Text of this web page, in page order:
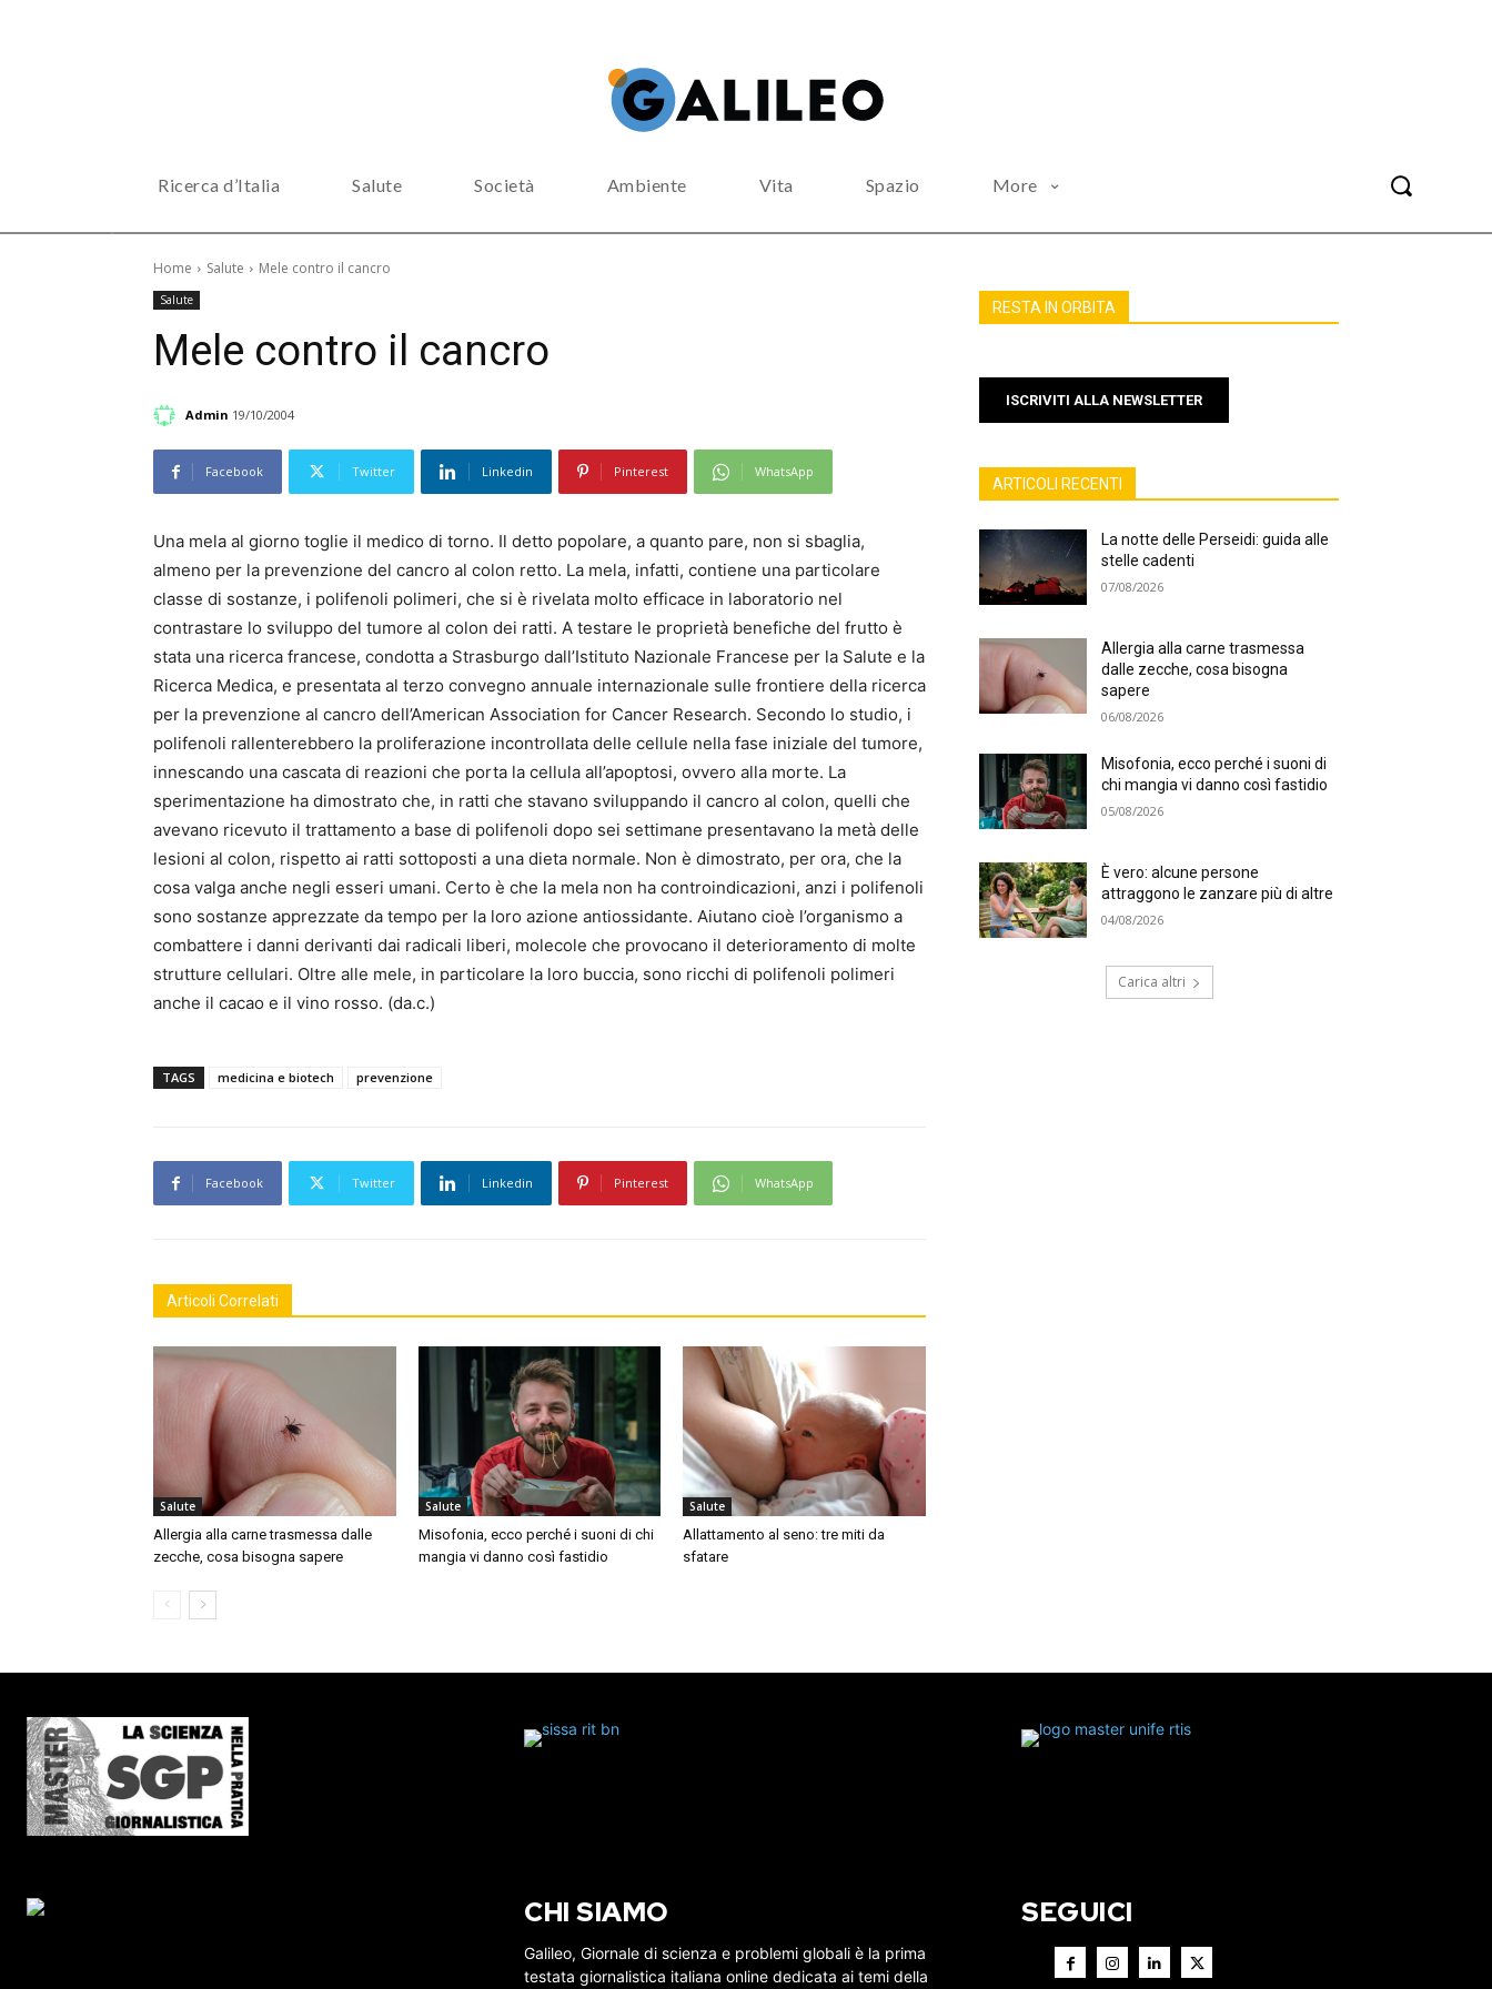
Ricerca d’Italia Salute Società Ambiente Vita Spazio More
Home Salute Mele contro il cancro
Salute
Mele contro il cancro
Admin 19/10/2004
Facebook Twitter Linkedin Pinterest WhatsApp
Una mela al giorno toglie il medico di torno. Il detto popolare, a quanto pare, non si sbaglia,
almeno per la prevenzione del cancro al colon retto. La mela, infatti, contiene una particolare
classe di sostanze, i polifenoli polimeri, che si è rivelata molto efficace in laboratorio nel
contrastare lo sviluppo del tumore al colon dei ratti. A testare le proprietà benefiche del frutto è
stata una ricerca francese, condotta a Strasburgo dall’Istituto Nazionale Francese per la Salute e la
Ricerca Medica, e presentata al terzo convegno annuale internazionale sulle frontiere della ricerca
per la prevenzione al cancro dell’American Association for Cancer Research. Secondo lo studio, i
polifenoli rallenterebbero la proliferazione incontrollata delle cellule nella fase iniziale del tumore,
innescando una cascata di reazioni che porta la cellula all’apoptosi, ovvero alla morte. La
sperimentazione ha dimostrato che, in ratti che stavano sviluppando il cancro al colon, quelli che
avevano ricevuto il trattamento a base di polifenoli dopo sei settimane presentavano la metà delle
lesioni al colon, rispetto ai ratti sottoposti a una dieta normale. Non è dimostrato, per ora, che la
cosa valga anche negli esseri umani. Certo è che la mela non ha controindicazioni, anzi i polifenoli
sono sostanze apprezzate da tempo per la loro azione antiossidante. Aiutano cioè l’organismo a
combattere i danni derivanti dai radicali liberi, molecole che provocano il deterioramento di molte
strutture cellulari. Oltre alle mele, in particolare la loro buccia, sono ricchi di polifenoli polimeri
anche il cacao e il vino rosso. (da.c.)
TAGS medicina e biotech prevenzione
Facebook Twitter Linkedin Pinterest WhatsApp
Articoli Correlati
Salute
Allergia alla carne trasmessa dalle
zecche, cosa bisogna sapere
Salute
Misofonia, ecco perché i suoni di chi
mangia vi danno così fastidio
Salute
Allattamento al seno: tre miti da
sfatare
RESTA IN ORBITA
ISCRIVITI ALLA NEWSLETTER
ARTICOLI RECENTI
La notte delle Perseidi: guida alle
stelle cadenti
07/08/2026
Allergia alla carne trasmessa
dalle zecche, cosa bisogna
sapere
06/08/2026
Misofonia, ecco perché i suoni di
chi mangia vi danno così fastidio
05/08/2026
È vero: alcune persone
attraggono le zanzare più di altre
04/08/2026
Carica altri
CHI SIAMO
Galileo, Giornale di scienza e problemi globali è la prima
testata giornalistica italiana online dedicata ai temi della
SEGUICI